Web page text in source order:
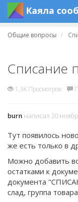
Каяла
Общие вопросы
Списание
1,3K Просмотров
burn написал 20
Тут появилось
же есть только в
Можно добавить
остатками к
документа
слад, группа